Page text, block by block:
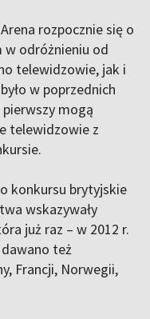
rozpocznie się o
w odróżnieniu od
telewidzowie, jak i
w poprzednich
mogą
telewidzowie z
konkursu brytyjskie
wskazywały
już raz – w 2012 r.
dawano też
Francji, Norwegii,